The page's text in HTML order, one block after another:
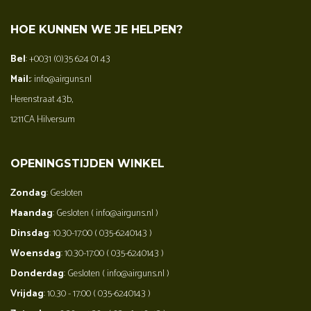
HOE KUNNEN WE JE HELPEN?
Bel: +0031 (0)35 624 01 43
Mail:: info@airguns.nl
Herenstraat 43b,
1211CA Hilversum
OPENINGSTIJDEN WINKEL
Zondag: Gesloten
Maandag: Gesloten ( info@airguns.nl )
Dinsdag: 10.30-17:00 ( 035-6240143 )
Woensdag: 10.30-17:00 ( 035-6240143 )
Donderdag: Gesloten ( info@airguns.nl )
Vrijdag: 10.30 - 17:00 ( 035-6240143 )